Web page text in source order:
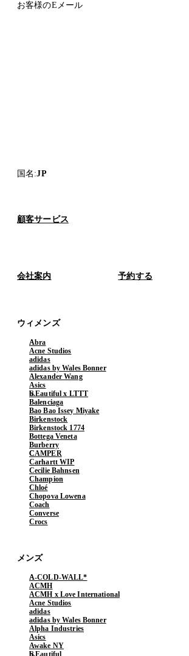
お客様のEメール
国名 :JP
顧客サービス
会社案内 予約する
ウィメンズ
Abra
Acne Studios
adidas
adidas by Wales Bonner
Alexander Wang
Asics
b.Eautiful x LTTT
Balenciaga
Bao Bao Issey Miyake
Birkenstock
Birkenstock 1774
Bottega Veneta
Burberry
CAMPER
Carhartt WIP
Cecilie Bahnsen
Champion
Chloé
Chopova Lowena
Coach
Converse
Crocs
メンズ
A-COLD-WALL*
ACMH
ACMH x Love International
Acne Studios
adidas
adidas by Wales Bonner
Alpha Industries
Asics
Awake NY
b.Eautiful